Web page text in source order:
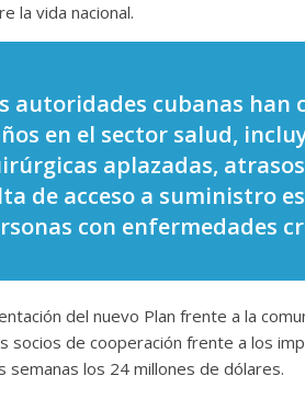
la vida nacional.
autoridades cubanas
en el sector salud,
aplazadas,
de acceso a suministro
con enfermedades
del nuevo Plan frente a la
socios de cooperación frente a los
semanas los 24 millones de dólares.
0 28 febrero, 2026 Julio